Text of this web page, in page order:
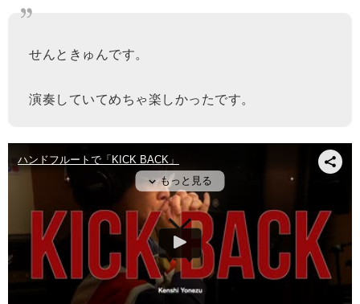
せんときゅんです。
演奏していてめちゃ楽しかったです。